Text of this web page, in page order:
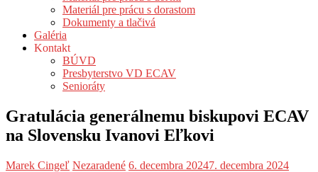
Materiál pre prácu s dorastom
Dokumenty a tlačivá
Galéria
Kontakt
BÚVD
Presbyterstvo VD ECAV
Senioráty
Gratulácia generálnemu biskupovi ECAV
na Slovensku Ivanovi Eľkovi
Marek Cingeľ Nezaradené 6. decembra 20247. decembra 2024